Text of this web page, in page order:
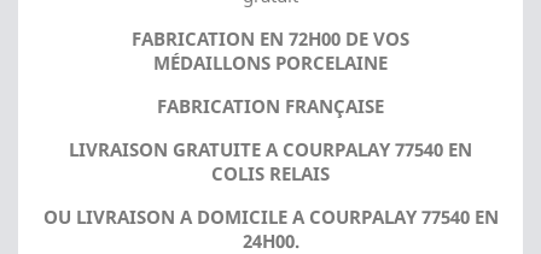
FABRICATION EN 72H00 DE VOS
MÉDAILLONS PORCELAINE
FABRICATION FRANÇAISE
LIVRAISON GRATUITE A COURPALAY 77540 EN
COLIS RELAIS
OU LIVRAISON A DOMICILE A COURPALAY 77540 EN
24H00.